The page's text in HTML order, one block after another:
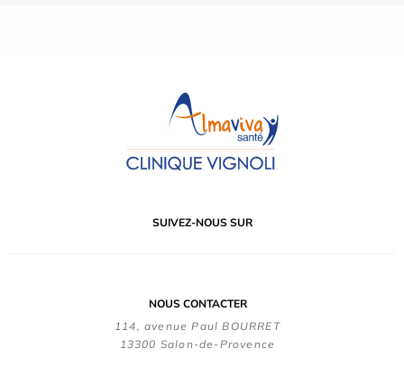
SUIVEZ-NOUS SUR
NOUS CONTACTER
114, avenue Paul BOURRET
13300 Salon-de-Provence